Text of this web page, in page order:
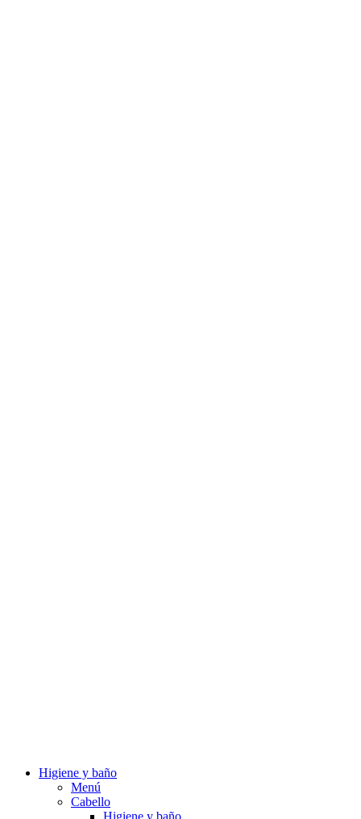
Higiene y baño
Menú
Cabello